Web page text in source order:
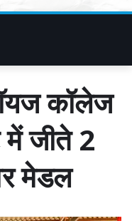
कॉलेज
में जीते 2
मेडल